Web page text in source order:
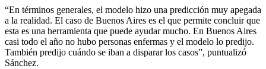
“En términos generales, el modelo hizo una predicción muy apegada
a la realidad. El caso de Buenos Aires es el que permite concluir que
esta es una herramienta que puede ayudar mucho. En Buenos Aires
casi todo el año no hubo personas enfermas y el modelo lo predijo.
También predijo cuándo se iban a disparar los casos”, puntualizó
Sánchez.